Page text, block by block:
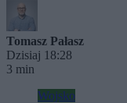
Tomasz Pałasz
Dzisiaj 18:28
3 min
Wojsko